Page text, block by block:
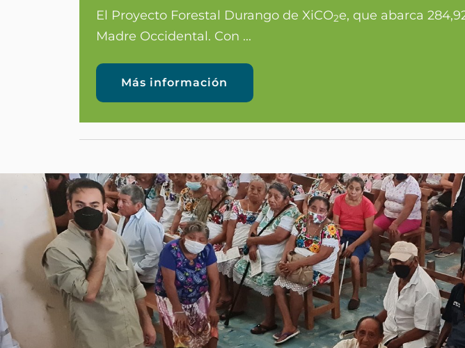
El Proyecto Forestal Durango de XiCO2e, que abarca
Madre Occidental. Con ...
Más información